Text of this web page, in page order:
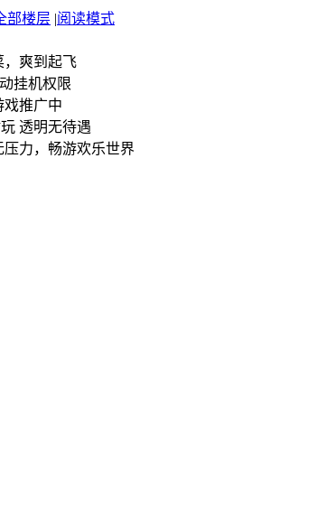
部楼层 |阅读模式
，爽到起飞
挂机权限
推广中
透明无待遇
力，畅游欢乐世界